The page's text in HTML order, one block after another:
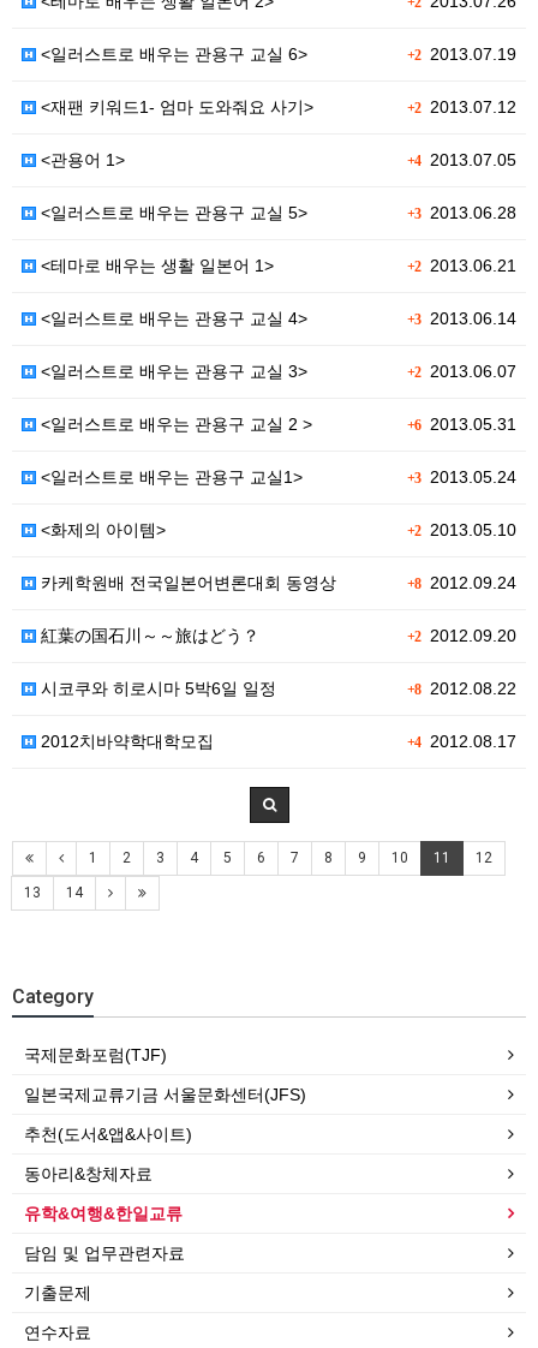
+22013.07.19
<일러스트로 배우는 관용구 교실 6>
+22013.07.12
<재팬 키워드1- 엄마 도와줘요 사기>
+42013.07.05
<관용어 1>
+32013.06.28
<일러스트로 배우는 관용구 교실 5>
+22013.06.21
<테마로 배우는 생활 일본어 1>
+32013.06.14
<일러스트로 배우는 관용구 교실 4>
+22013.06.07
<일러스트로 배우는 관용구 교실 3>
+62013.05.31
<일러스트로 배우는 관용구 교실 2 >
+32013.05.24
<일러스트로 배우는 관용구 교실1>
+22013.05.10
<화제의 아이템>
+82012.09.24
카케학원배 전국일본어변론대회 동영상
+22012.09.20
紅葉の国石川～～旅はどう？
+82012.08.22
시코쿠와 히로시마 5박6일 일정
+42012.08.17
2012치바약학대학모집
1 2 3 4 5 6 7 8 9 10 11 12
13 14
Category
국제문화포럼(TJF)
일본국제교류기금 서울문화센터(JFS)
추천(도서&앱&사이트)
동아리&창체자료
유학&여행&한일교류
담임 및 업무관련자료
기출문제
연수자료